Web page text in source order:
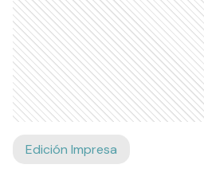
Edición Impresa